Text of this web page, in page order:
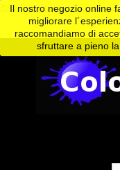
Il nostro negozio online
migliorare
raccomandiamo di
sfruttare a pieno